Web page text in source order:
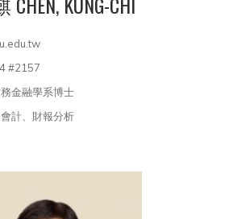
#2157
金融學系博士
計、財報分析